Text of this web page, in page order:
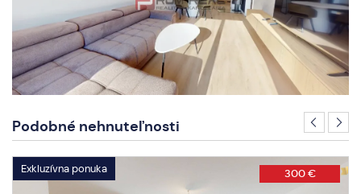
Podobné nehnuteľnosti
Exkluzívna ponuka 300 €